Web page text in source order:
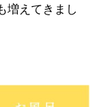
増えてきまし